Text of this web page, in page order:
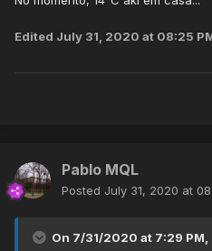
Edited July 31, 2020 at 08:25
Pablo MQL
Posted July 31, 2020 at
On 7/31/2020 at 7:29 PM,